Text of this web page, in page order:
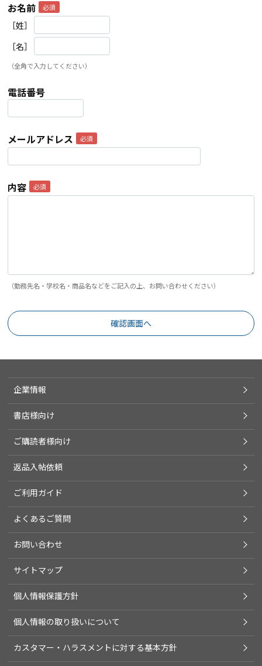
お名前
［姓］
［名］
（全角で入力してください）
電話番号
メールアドレス
内容
（勤務先名・学校名・商品名などをご記入の上、お問い合わせください）
企業情報
書店様向け
ご購読者様向け
返品入帖依頼
ご利用ガイド
よくあるご質問
お問い合わせ
サイトマップ
個人情報保護方針
個人情報の取り扱いについて
カスタマー・ハラスメントに対する基本方針